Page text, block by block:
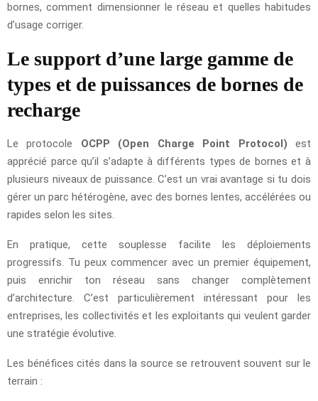
bornes, comment dimensionner le réseau et quelles habitudes
d’usage corriger.
Le support d’une large gamme de
types et de puissances de bornes de
recharge
Le protocole OCPP (Open Charge Point Protocol) est
apprécié parce qu’il s’adapte à différents types de bornes et à
plusieurs niveaux de puissance. C’est un vrai avantage si tu dois
gérer un parc hétérogène, avec des bornes lentes, accélérées ou
rapides selon les sites.
En pratique, cette souplesse facilite les déploiements
progressifs. Tu peux commencer avec un premier équipement,
puis enrichir ton réseau sans changer complètement
d’architecture. C’est particulièrement intéressant pour les
entreprises, les collectivités et les exploitants qui veulent garder
une stratégie évolutive.
Les bénéfices cités dans la source se retrouvent souvent sur le
terrain :